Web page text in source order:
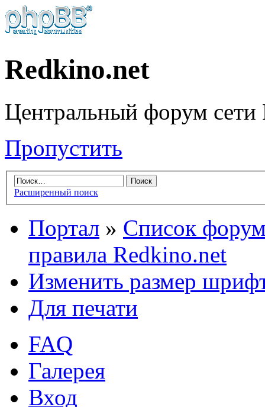
Redkino.net
Центральный форум сети
Пропустить
Расширенный поиск
Портал » Список
правила Redkino.net
Изменить размер
Для печати
FAQ
Галерея
Вход